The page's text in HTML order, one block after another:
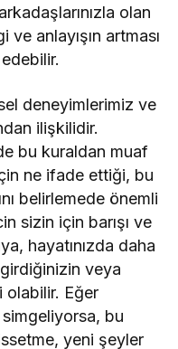
olan
ve anlayışın artması
deneyimlerimiz ve
ilişkilidir.
bu kuraldan muaf
ne ifade ettiği, bu
belirlemede önemli
sizin için barışı ve
hayatınızda daha
veya
olabilir. Eğer
bu
yeni şeyler